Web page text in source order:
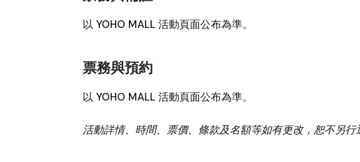
以 YOHO MALL 活動頁面公布為準。
票務與預約
以 YOHO MALL 活動頁面公布為準。
活動詳情、時間、票價、條款及名額等如有更改，恕不另